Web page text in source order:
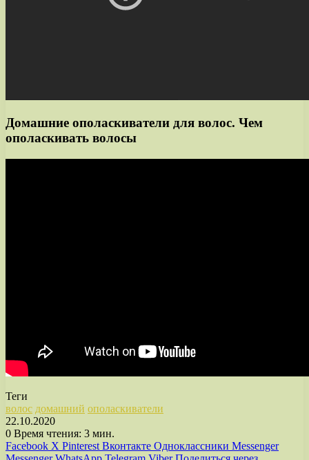
Домашние ополаскиватели для волос. Чем
ополаскивать волосы
Теги
волос домашний ополаскиватели
22.10.2020
0 Время чтения: 3 мин.
Facebook X Pinterest Вконтакте Одноклассники Messenger